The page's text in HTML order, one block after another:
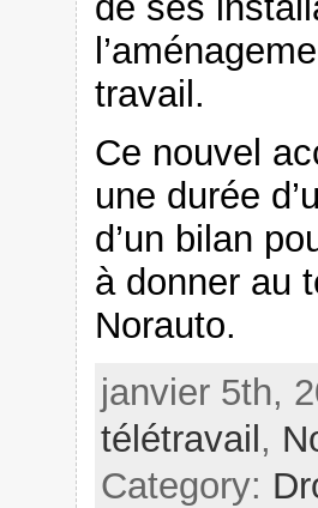
travail.
Ce nouvel
une durée
d’un bilan
à donner au
Norauto.
janvier 5th,
télétravail ,
Category: